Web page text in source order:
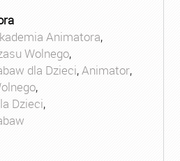
Animatora,
Wolnego,
dla Dzieci,Animator,
,
Dzieci,